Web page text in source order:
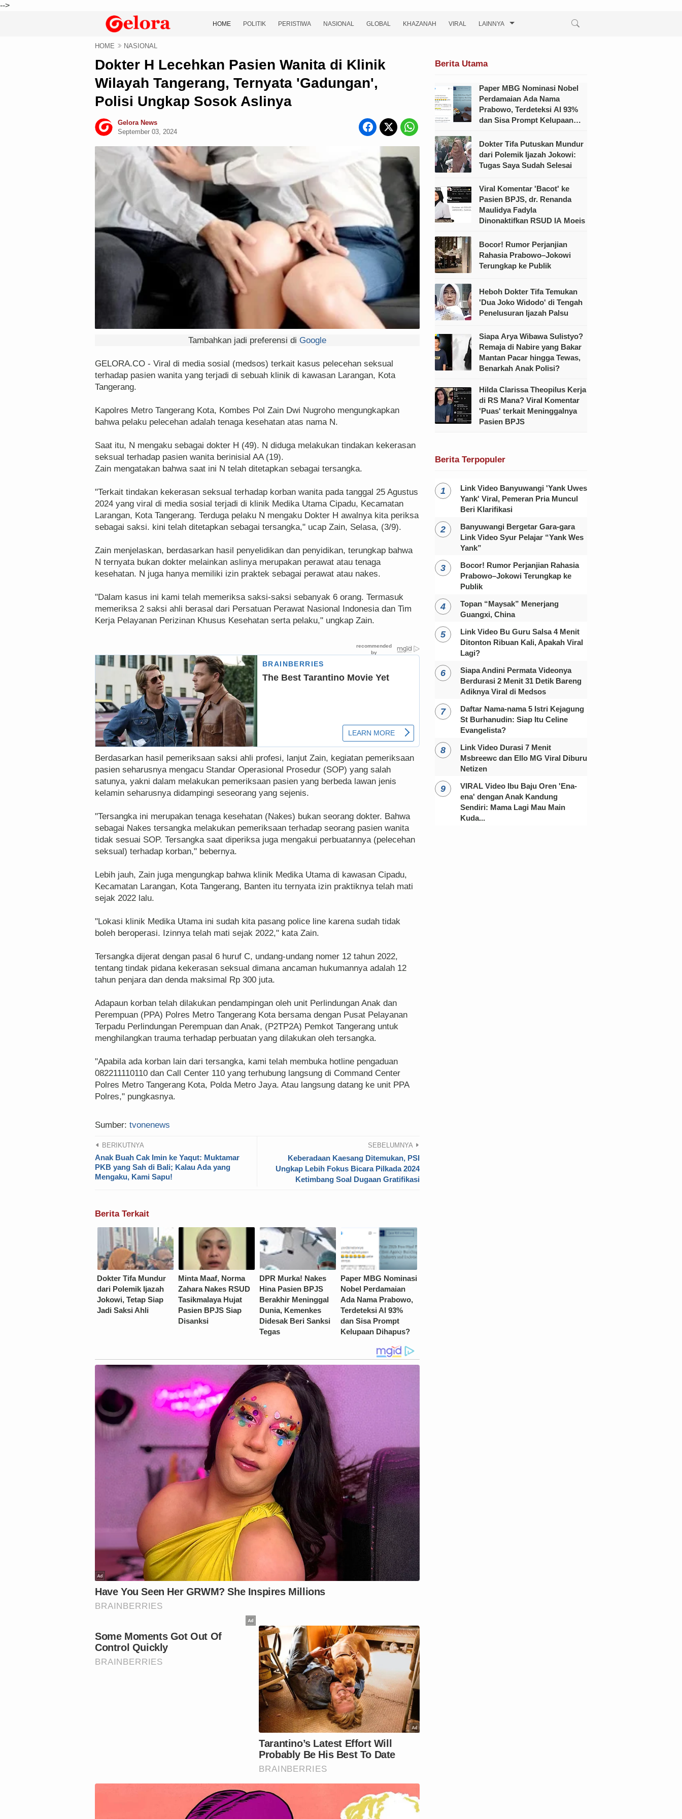
-->
HOME POLITIK PERISTIWA NASIONAL GLOBAL KHAZANAH VIRAL LAINNYA
HOME NASIONAL
Dokter H Lecehkan Pasien Wanita di Klinik
Wilayah Tangerang, Ternyata 'Gadungan',
Polisi Ungkap Sosok Aslinya
Gelora News
September 03, 2024
Tambahkan jadi preferensi di Google
GELORA.CO - Viral di media sosial (medsos) terkait kasus pelecehan seksual
terhadap pasien wanita yang terjadi di sebuah klinik di kawasan Larangan, Kota
Tangerang.
Kapolres Metro Tangerang Kota, Kombes Pol Zain Dwi Nugroho mengungkapkan
bahwa pelaku pelecehan adalah tenaga kesehatan atas nama N.
Saat itu, N mengaku sebagai dokter H (49). N diduga melakukan tindakan kekerasan
seksual terhadap pasien wanita berinisial AA (19).
Zain mengatakan bahwa saat ini N telah ditetapkan sebagai tersangka.
"Terkait tindakan kekerasan seksual terhadap korban wanita pada tanggal 25 Agustus
2024 yang viral di media sosial terjadi di klinik Medika Utama Cipadu, Kecamatan
Larangan, Kota Tangerang. Terduga pelaku N mengaku Dokter H awalnya kita periksa
sebagai saksi. kini telah ditetapkan sebagai tersangka," ucap Zain, Selasa, (3/9).
Zain menjelaskan, berdasarkan hasil penyelidikan dan penyidikan, terungkap bahwa
N ternyata bukan dokter melainkan aslinya merupakan perawat atau tenaga
kesehatan. N juga hanya memiliki izin praktek sebagai perawat atau nakes.
"Dalam kasus ini kami telah memeriksa saksi-saksi sebanyak 6 orang. Termasuk
memeriksa 2 saksi ahli berasal dari Persatuan Perawat Nasional Indonesia dan Tim
Kerja Pelayanan Perizinan Khusus Kesehatan serta pelaku," ungkap Zain.
Berdasarkan hasil pemeriksaan saksi ahli profesi, lanjut Zain, kegiatan pemeriksaan
pasien seharusnya mengacu Standar Operasional Prosedur (SOP) yang salah
satunya, yakni dalam melakukan pemeriksaan pasien yang berbeda lawan jenis
kelamin seharusnya didampingi seseorang yang sejenis.
"Tersangka ini merupakan tenaga kesehatan (Nakes) bukan seorang dokter. Bahwa
sebagai Nakes tersangka melakukan pemeriksaan terhadap seorang pasien wanita
tidak sesuai SOP. Tersangka saat diperiksa juga mengakui perbuatannya (pelecehan
seksual) terhadap korban," bebernya.
Lebih jauh, Zain juga mengungkap bahwa klinik Medika Utama di kawasan Cipadu,
Kecamatan Larangan, Kota Tangerang, Banten itu ternyata izin praktiknya telah mati
sejak 2022 lalu.
"Lokasi klinik Medika Utama ini sudah kita pasang police line karena sudah tidak
boleh beroperasi. Izinnya telah mati sejak 2022," kata Zain.
Tersangka dijerat dengan pasal 6 huruf C, undang-undang nomer 12 tahun 2022,
tentang tindak pidana kekerasan seksual dimana ancaman hukumannya adalah 12
tahun penjara dan denda maksimal Rp 300 juta.
Adapaun korban telah dilakukan pendampingan oleh unit Perlindungan Anak dan
Perempuan (PPA) Polres Metro Tangerang Kota bersama dengan Pusat Pelayanan
Terpadu Perlindungan Perempuan dan Anak, (P2TP2A) Pemkot Tangerang untuk
menghilangkan trauma terhadap perbuatan yang dilakukan oleh tersangka.
"Apabila ada korban lain dari tersangka, kami telah membuka hotline pengaduan
082211110110 dan Call Center 110 yang terhubung langsung di Command Center
Polres Metro Tangerang Kota, Polda Metro Jaya. Atau langsung datang ke unit PPA
Polres," pungkasnya.
Sumber: tvonenews
BERIKUTNYA
Anak Buah Cak Imin ke Yaqut: Muktamar
PKB yang Sah di Bali; Kalau Ada yang
Mengaku, Kami Sapu!
SEBELUMNYA
Keberadaan Kaesang Ditemukan, PSI
Ungkap Lebih Fokus Bicara Pilkada 2024
Ketimbang Soal Dugaan Gratifikasi
Berita Terkait
Dokter Tifa Mundur
dari Polemik Ijazah
Jokowi, Tetap Siap
Jadi Saksi Ahli
Minta Maaf, Norma
Zahara Nakes RSUD
Tasikmalaya Hujat
Pasien BPJS Siap
Disanksi
DPR Murka! Nakes
Hina Pasien BPJS
Berakhir Meninggal
Dunia, Kemenkes
Didesak Beri Sanksi
Tegas
Paper MBG Nominasi
Nobel Perdamaian
Ada Nama Prabowo,
Terdeteksi AI 93%
dan Sisa Prompt
Kelupaan Dihapus?
Berita Utama
Paper MBG Nominasi Nobel
Perdamaian Ada Nama
Prabowo, Terdeteksi AI 93%
dan Sisa Prompt Kelupaan
Dokter Tifa Putuskan Mundur
dari Polemik Ijazah Jokowi:
Tugas Saya Sudah Selesai
Viral Komentar 'Bacot' ke
Pasien BPJS, dr. Renanda
Maulidya Fadyla
Dinonaktifkan RSUD IA Moeis
Bocor! Rumor Perjanjian
Rahasia Prabowo–Jokowi
Terungkap ke Publik
Heboh Dokter Tifa Temukan
'Dua Joko Widodo' di Tengah
Penelusuran Ijazah Palsu
Siapa Arya Wibawa Sulistyo?
Remaja di Nabire yang Bakar
Mantan Pacar hingga Tewas,
Benarkah Anak Polisi?
Hilda Clarissa Theopilus Kerja
di RS Mana? Viral Komentar
'Puas' terkait Meninggalnya
Pasien BPJS
Berita Terpopuler
Link Video Banyuwangi 'Yank Uwes
Yank' Viral, Pemeran Pria Muncul
Beri Klarifikasi
Banyuwangi Bergetar Gara-gara
Link Video Syur Pelajar “Yank Wes
Yank”
Bocor! Rumor Perjanjian Rahasia
Prabowo–Jokowi Terungkap ke
Publik
Topan “Maysak” Menerjang
Guangxi, China
Link Video Bu Guru Salsa 4 Menit
Ditonton Ribuan Kali, Apakah Viral
Lagi?
Siapa Andini Permata Videonya
Berdurasi 2 Menit 31 Detik Bareng
Adiknya Viral di Medsos
Daftar Nama-nama 5 Istri Kejagung
St Burhanudin: Siap Itu Celine
Evangelista?
Link Video Durasi 7 Menit
Msbreewc dan Ello MG Viral Diburu
Netizen
VIRAL Video Ibu Baju Oren 'Ena-
ena' dengan Anak Kandung
Sendiri: Mama Lagi Mau Main
Kuda...